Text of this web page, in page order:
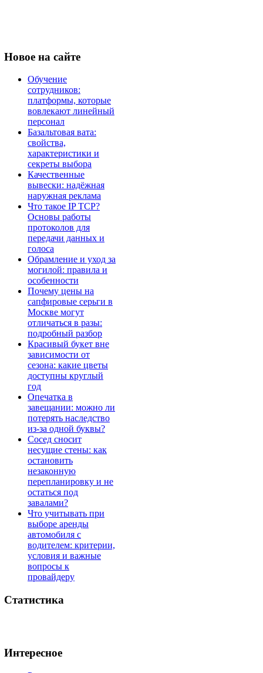
Новое на сайте
Обучение
сотрудников:
платформы, которые
вовлекают линейный
персонал
Базальтовая вата:
свойства,
характеристики и
секреты выбора
Качественные
вывески: надёжная
наружная реклама
Что такое IP TCP?
Основы работы
протоколов для
передачи данных и
голоса
Обрамление и уход за
могилой: правила и
особенности
Почему цены на
сапфировые серьги в
Москве могут
отличаться в разы:
подробный разбор
Красивый букет вне
зависимости от
сезона: какие цветы
доступны круглый
год
Опечатка в
завещании: можно ли
потерять наследство
из-за одной буквы?
Сосед сносит
несущие стены: как
остановить
незаконную
перепланировку и не
остаться под
завалами?
Что учитывать при
выборе аренды
автомобиля с
водителем: критерии,
условия и важные
вопросы к
провайдеру
Статистика
Интересное